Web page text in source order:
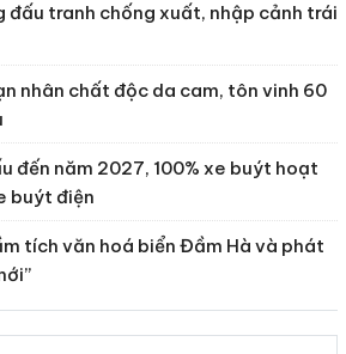
đấu tranh chống xuất, nhập cảnh trái
nhân chất độc da cam, tôn vinh 60
đến năm 2027, 100% xe buýt hoạt
buýt điện
tích văn hoá biển Đầm Hà và phát